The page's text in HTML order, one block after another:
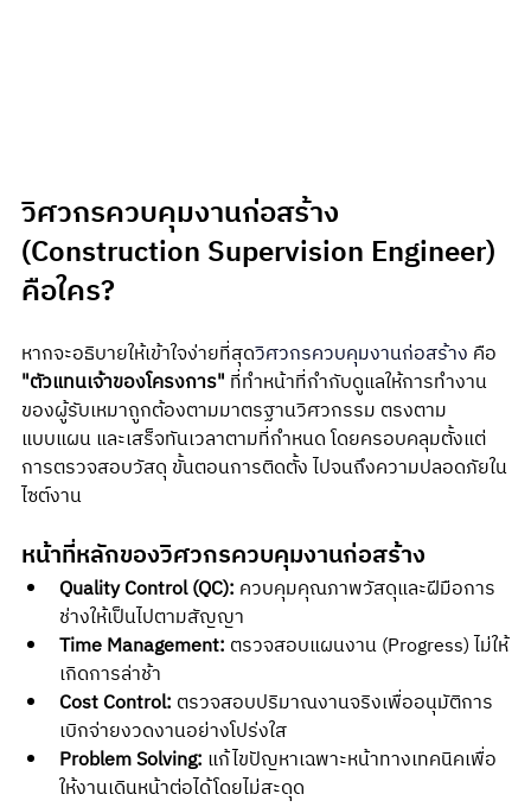
วิศวกรควบคุมงานก่อสร้าง
(Construction Supervision Engineer)
คือใคร?
หากจะอธิบายให้เข้าใจง่ายที่สุดวิศวกรควบคุมงานก่อสร้าง คือ
"ตัวแทนเจ้าของโครงการ" ที่ทำหน้าที่กำกับดูแลให้การทำงาน
ของผู้รับเหมาถูกต้องตามมาตรฐานวิศวกรรม ตรงตาม
แบบแผน และเสร็จทันเวลาตามที่กำหนด โดยครอบคลุมตั้งแต่
การตรวจสอบวัสดุ ขั้นตอนการติดตั้ง ไปจนถึงความปลอดภัยใน
ไซต์งาน
หน้าที่หลักของวิศวกรควบคุมงานก่อสร้าง
Quality Control (QC): ควบคุมคุณภาพวัสดุและฝีมือการ
ช่างให้เป็นไปตามสัญญา
Time Management: ตรวจสอบแผนงาน (Progress) ไม่ให้
เกิดการล่าช้า
Cost Control: ตรวจสอบปริมาณงานจริงเพื่ออนุมัติการ
เบิกจ่ายงวดงานอย่างโปร่งใส
Problem Solving: แก้ไขปัญหาเฉพาะหน้าทางเทคนิคเพื่อ
ให้งานเดินหน้าต่อได้โดยไม่สะดุด